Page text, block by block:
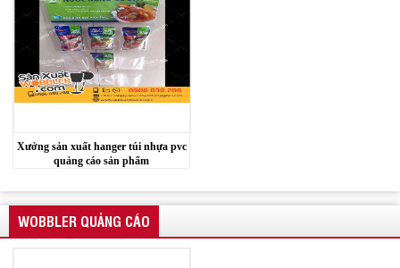
Xưởng sản xuất hanger túi nhựa pvc
quảng cáo sản phẩm
WOBBLER QUẢNG CÁO